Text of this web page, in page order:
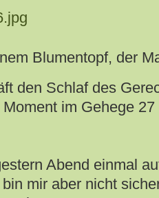
Blumentopf, der
den Schlaf des
im Gehege
Abend einmal
mir aber nicht